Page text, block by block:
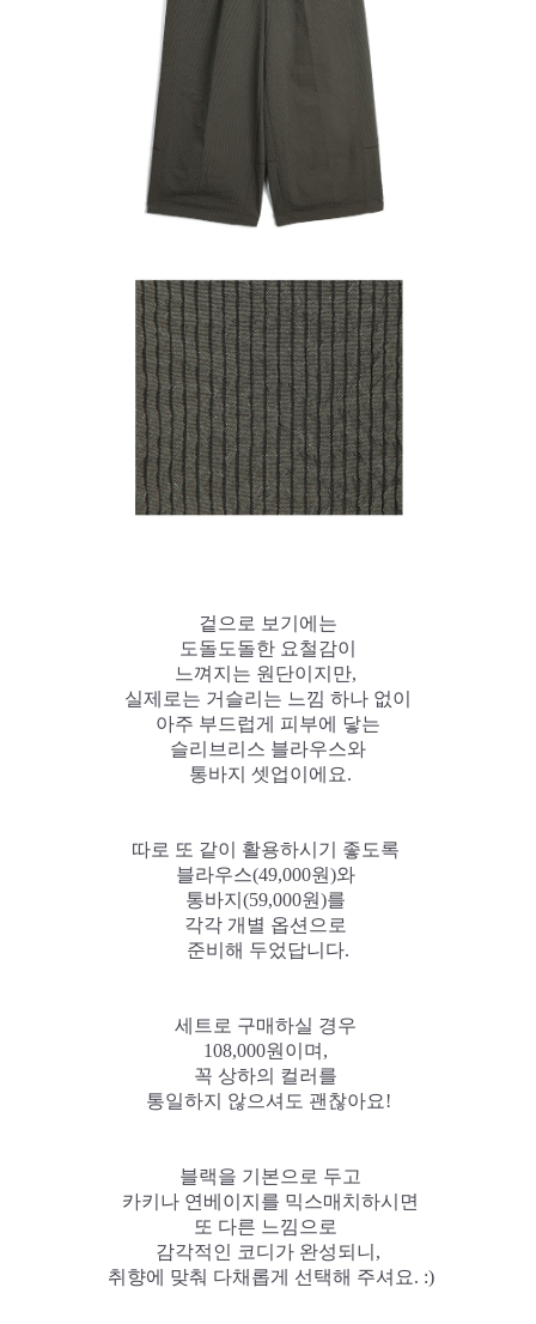
겉으로 보기에는
도돌도돌한 요철감이
느껴지는 원단이지만,
실제로는 거슬리는 느낌 하나 없이
아주 부드럽게 피부에 닿는
슬리브리스 블라우스와
통바지 셋업이에요.
따로 또 같이 활용하시기 좋도록
블라우스(49,000원)와
통바지(59,000원)를
각각 개별 옵션으로
준비해 두었답니다.
세트로 구매하실 경우
108,000원이며,
꼭 상하의 컬러를
통일하지 않으셔도 괜찮아요!
블랙을 기본으로 두고
카키나 연베이지를 믹스매치하시면
또 다른 느낌으로
감각적인 코디가 완성되니,
취향에 맞춰 다채롭게 선택해 주셔요. :)